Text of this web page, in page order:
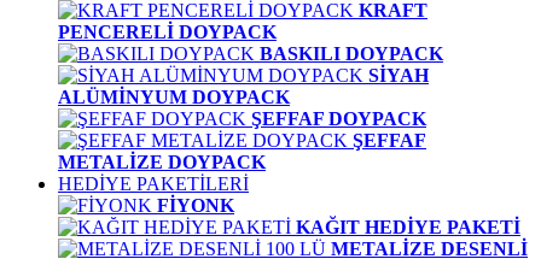
KRAFT
PENCERELİ DOYPACK
BASKILI DOYPACK
SİYAH
ALÜMİNYUM DOYPACK
ŞEFFAF DOYPACK
ŞEFFAF
METALİZE DOYPACK
HEDİYE PAKETİLERİ
FİYONK
KAĞIT HEDİYE PAKETİ
METALİZE DESENLİ